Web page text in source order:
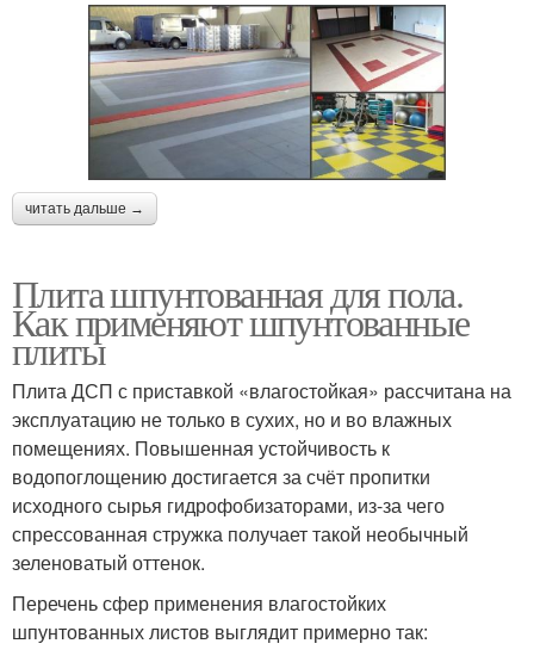
читать дальше →
Плита шпунтованная для пола.
Как применяют шпунтованные
плиты
Плита ДСП с приставкой «влагостойкая» рассчитана на
эксплуатацию не только в сухих, но и во влажных
помещениях. Повышенная устойчивость к
водопоглощению достигается за счёт пропитки
исходного сырья гидрофобизаторами, из-за чего
спрессованная стружка получает такой необычный
зеленоватый оттенок.
Перечень сфер применения влагостойких
шпунтованных листов выглядит примерно так: